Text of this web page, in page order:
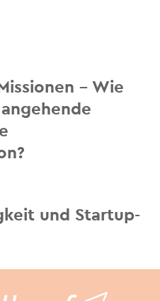
– Wie
und Startup-